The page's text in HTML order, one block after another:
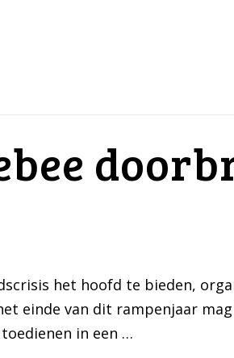
het hoofd te bieden,
einde van dit rampenjaar
in een …